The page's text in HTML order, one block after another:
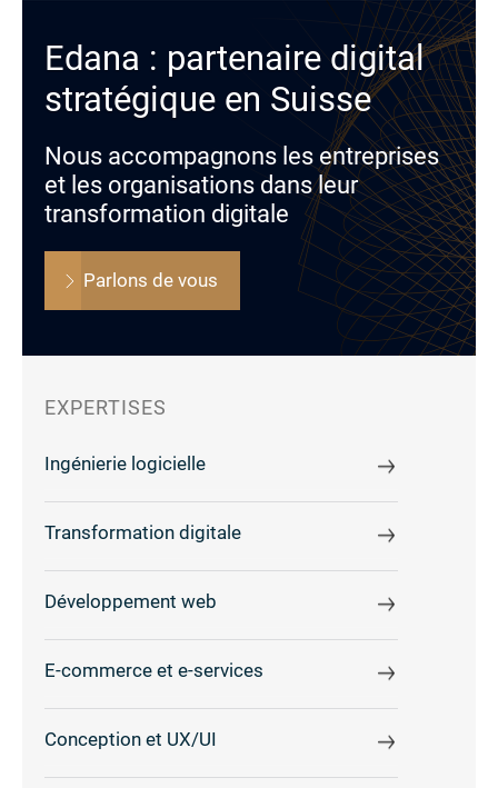
Edana : partenaire digital
stratégique en Suisse
Nous accompagnons les entreprises
et les organisations dans leur
transformation digitale
Parlons de vous
EXPERTISES
Ingénierie logicielle
Transformation digitale
Développement web
E-commerce et e-services
Conception et UX/UI